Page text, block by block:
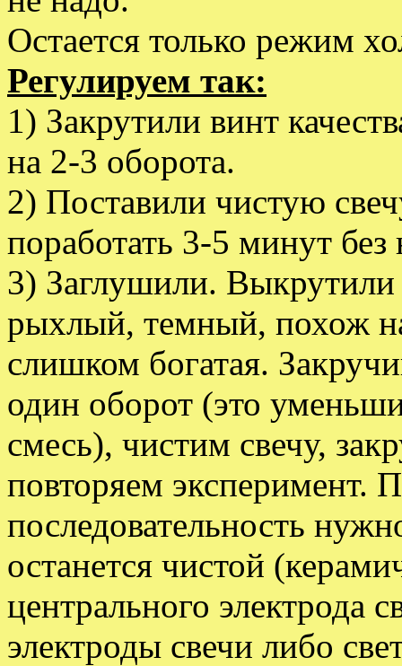
Остается только режим
Регулируем так:
1) Закрутили винт
на 2-3 оборота.
2) Поставили чистую
поработать 3-5 минут без
3) Заглушили. Выкрутили
рыхлый, темный, похож
слишком богатая.
один оборот (это
смесь), чистим свечу,
повторяем эксперимент.
последовательность
останется чистой
центрального электрода
электроды свечи либо